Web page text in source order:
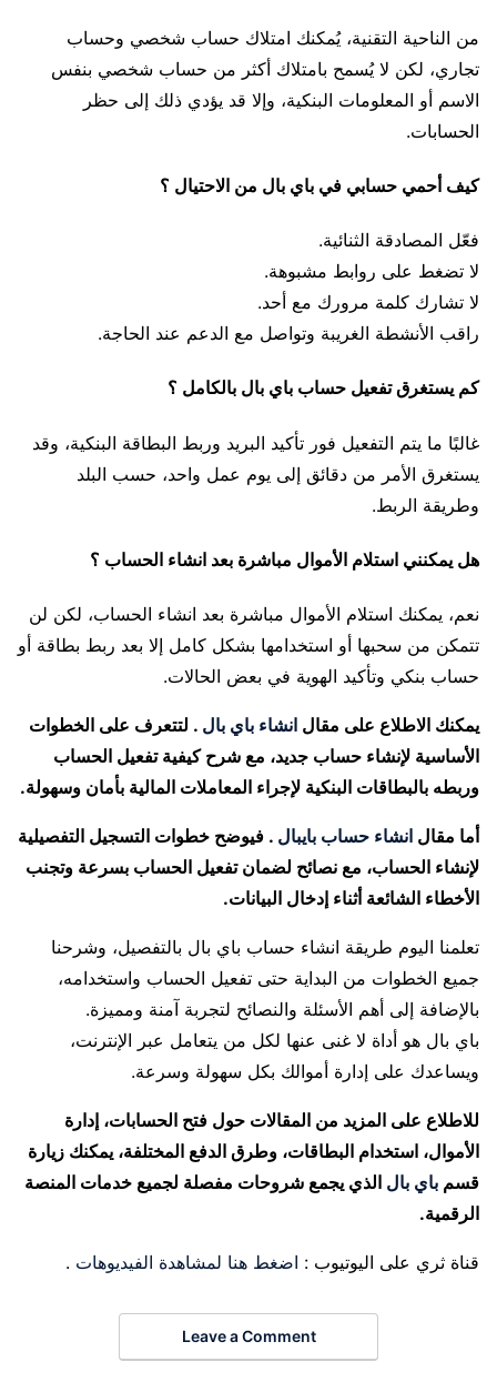
من الناحية التقنية، يُمكنك امتلاك حساب شخصي وحساب
تجاري، لكن لا يُسمح بامتلاك أكثر من حساب شخصي بنفس
الاسم أو المعلومات البنكية، وإلا قد يؤدي ذلك إلى حظر
الحسابات.
كيف أحمي حسابي في باي بال من الاحتيال ؟
فعّل المصادقة الثنائية.
لا تضغط على روابط مشبوهة.
لا تشارك كلمة مرورك مع أحد.
راقب الأنشطة الغريبة وتواصل مع الدعم عند الحاجة.
كم يستغرق تفعيل حساب باي بال بالكامل ؟
غالبًا ما يتم التفعيل فور تأكيد البريد وربط البطاقة البنكية، وقد
يستغرق الأمر من دقائق إلى يوم عمل واحد، حسب البلد
وطريقة الربط.
هل يمكنني استلام الأموال مباشرة بعد انشاء الحساب ؟
نعم، يمكنك استلام الأموال مباشرة بعد انشاء الحساب، لكن لن
تتمكن من سحبها أو استخدامها بشكل كامل إلا بعد ربط بطاقة أو
حساب بنكي وتأكيد الهوية في بعض الحالات.
يمكنك الاطلاع على مقال انشاء باي بال . لتتعرف على الخطوات
الأساسية لإنشاء حساب جديد، مع شرح كيفية تفعيل الحساب
وربطه بالبطاقات البنكية لإجراء المعاملات المالية بأمان وسهولة.
أما مقال انشاء حساب بايبال . فيوضح خطوات التسجيل التفصيلية
لإنشاء الحساب، مع نصائح لضمان تفعيل الحساب بسرعة وتجنب
الأخطاء الشائعة أثناء إدخال البيانات.
تعلمنا اليوم طريقة انشاء حساب باي بال بالتفصيل، وشرحنا
جميع الخطوات من البداية حتى تفعيل الحساب واستخدامه،
بالإضافة إلى أهم الأسئلة والنصائح لتجربة آمنة ومميزة.
باي بال هو أداة لا غنى عنها لكل من يتعامل عبر الإنترنت،
ويساعدك على إدارة أموالك بكل سهولة وسرعة.
للاطلاع على المزيد من المقالات حول فتح الحسابات، إدارة
الأموال، استخدام البطاقات، وطرق الدفع المختلفة، يمكنك زيارة
قسم باي بال الذي يجمع شروحات مفصلة لجميع خدمات المنصة
الرقمية.
قناة ثري على اليوتيوب : اضغط هنا لمشاهدة الفيديوهات .
Leave a Comment